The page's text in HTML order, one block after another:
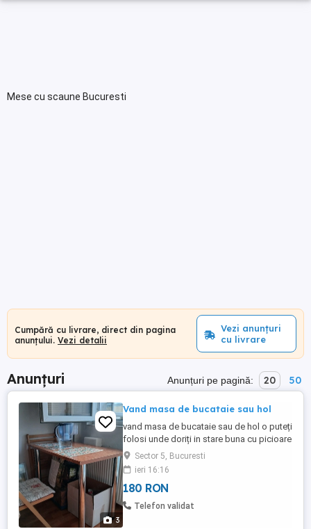
Mese cu scaune Bucuresti
Cumpără cu livrare, direct din pagina
anunțului. Vezi detalii
Vezi anunțuri
cu livrare
Anunțuri Anunțuri pe pagină: 20 50
3
Vand masa de bucataie sau hol
vand masa de bucataie sau de hol o puteți
folosi unde doriți in stare buna cu picioare
din inox detașabile si reglabile si 4 scaune
pliabile.Cei interesați vă rog să mă
contactați. Nu deranjați inutil.
Sector 5, Bucuresti
ieri 16:16
180 RON
Telefon validat